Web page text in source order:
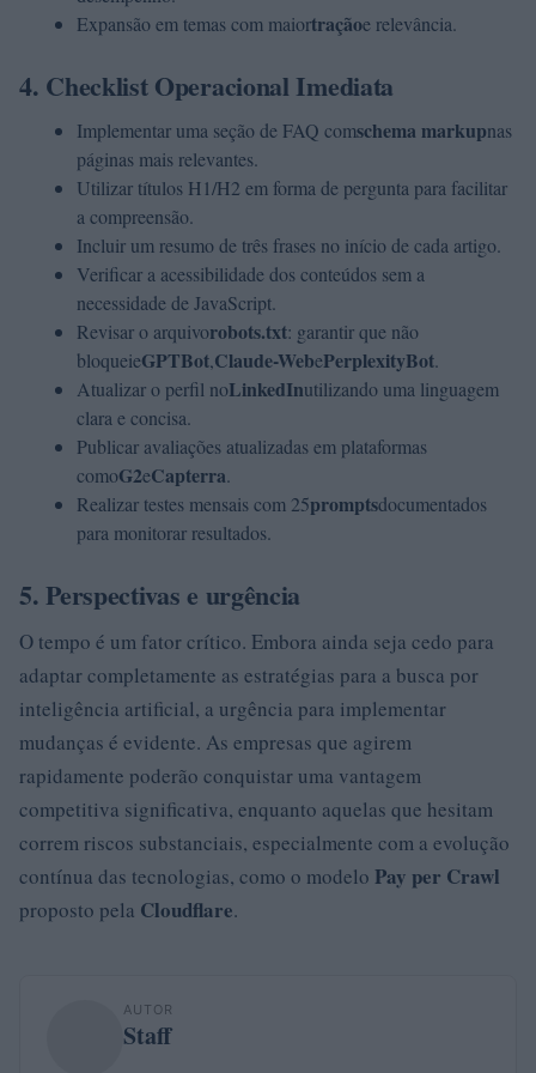
Expansão em temas com maiortraçãoe relevância.
4. Checklist Operacional Imediata
Implementar uma seção de FAQ comschema markupnas
páginas mais relevantes.
Utilizar títulos H1/H2 em forma de pergunta para facilitar
a compreensão.
Incluir um resumo de três frases no início de cada artigo.
Verificar a acessibilidade dos conteúdos sem a
necessidade de JavaScript.
Revisar o arquivorobots.txt: garantir que não
bloqueieGPTBot,Claude-WebePerplexityBot.
Atualizar o perfil noLinkedInutilizando uma linguagem
clara e concisa.
Publicar avaliações atualizadas em plataformas
comoG2eCapterra.
Realizar testes mensais com 25promptsdocumentados
para monitorar resultados.
5. Perspectivas e urgência
O tempo é um fator crítico. Embora ainda seja cedo para
adaptar completamente as estratégias para a busca por
inteligência artificial, a urgência para implementar
mudanças é evidente. As empresas que agirem
rapidamente poderão conquistar uma vantagem
competitiva significativa, enquanto aquelas que hesitam
correm riscos substanciais, especialmente com a evolução
contínua das tecnologias, como o modelo Pay per Crawl
proposto pela Cloudflare.
AUTOR
Staff